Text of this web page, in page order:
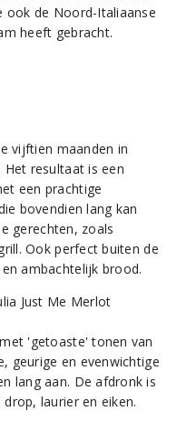
ook de Noord-Italiaanse
heeft gebracht.
vijftien maanden in
Het resultaat is een
een prachtige
bovendien lang kan
gerechten, zoals
Ook perfect buiten de
ambachtelijk brood.
'getoaste' tonen van
geurige en evenwichtige
lang aan. De afdronk is
laurier en eiken.